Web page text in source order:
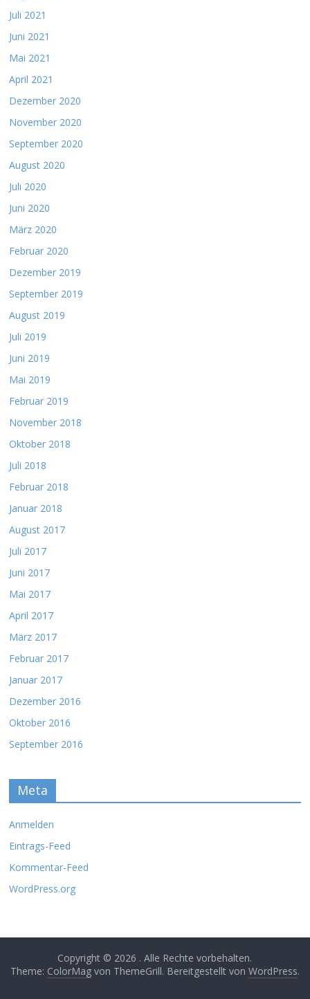
Juli 2021
Juni 2021
Mai 2021
April 2021
Dezember 2020
November 2020
September 2020
August 2020
Juli 2020
Juni 2020
März 2020
Februar 2020
Dezember 2019
September 2019
August 2019
Juli 2019
Juni 2019
Mai 2019
Februar 2019
November 2018
Oktober 2018
Juli 2018
Februar 2018
Januar 2018
August 2017
Juli 2017
Juni 2017
Mai 2017
April 2017
März 2017
Februar 2017
Januar 2017
Dezember 2016
Oktober 2016
September 2016
Meta
Anmelden
Eintrags-Feed
Kommentar-Feed
WordPress.org
Copyright © 2026 . Alle Rechte vorbehalten.
Theme: ColorMagvon ThemeGrill. Bereitgestellt von WordPress.